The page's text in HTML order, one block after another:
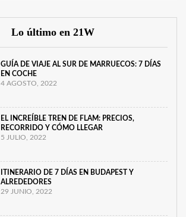
Lo último en 21W
GUÍA DE VIAJE AL SUR DE MARRUECOS: 7 DÍAS
EN COCHE
4 AGOSTO, 2022
EL INCREÍBLE TREN DE FLAM: PRECIOS,
RECORRIDO Y CÓMO LLEGAR
5 JULIO, 2022
ITINERARIO DE 7 DÍAS EN BUDAPEST Y
ALREDEDORES
29 JUNIO, 2022